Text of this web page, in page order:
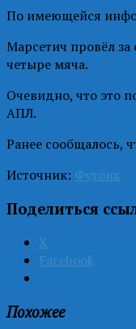
По имеющейся
Марсетич провёл
четыре мяча.
Очевидно, что это
АПЛ.
Ранее сообщалось,
Источник: Футбик
Поделиться
X
Facebook
Похожее